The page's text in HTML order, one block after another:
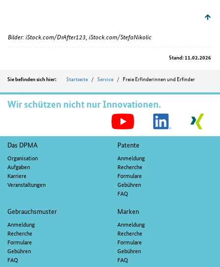
Bilder: iStock.com/DrAfter123, iStock.com/StefaNikolic
Stand: 11.02.2026
Position
Sie befinden sich hier: Startseite Service Freie Erfinderinnen und Erfinder
Wir schützen nicht nur Innovationen.
Fußnavigation
Das DPMA
Organisation
Aufgaben
Karriere
Veranstaltungen
Patente
Anmeldung
Recherche
Formulare
Gebühren
FAQ
Gebrauchsmuster
Anmeldung
Recherche
Formulare
Gebühren
FAQ
Marken
Anmeldung
Recherche
Formulare
Gebühren
FAQ